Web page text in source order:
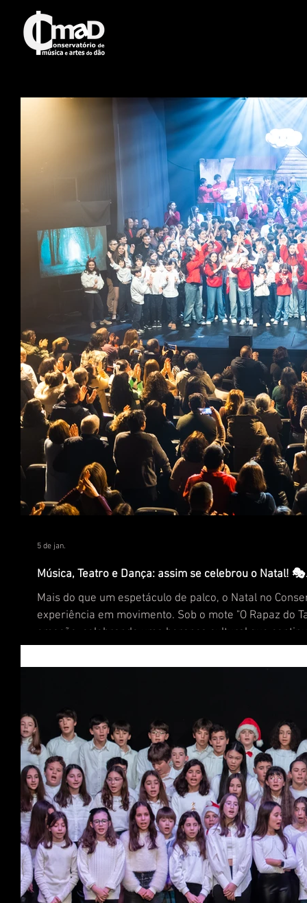
Música, Teatro e Dança: assim se celebrou o Natal!
Mais do que um espetáculo de palco, o Natal no Conservatório de Música e Artes do Dão (CMAD) foi vivido como uma
experiência em movimento. Sob o mote "O Rapaz do
emoção, celebrando uma herança cultural que
música
5 de jan.